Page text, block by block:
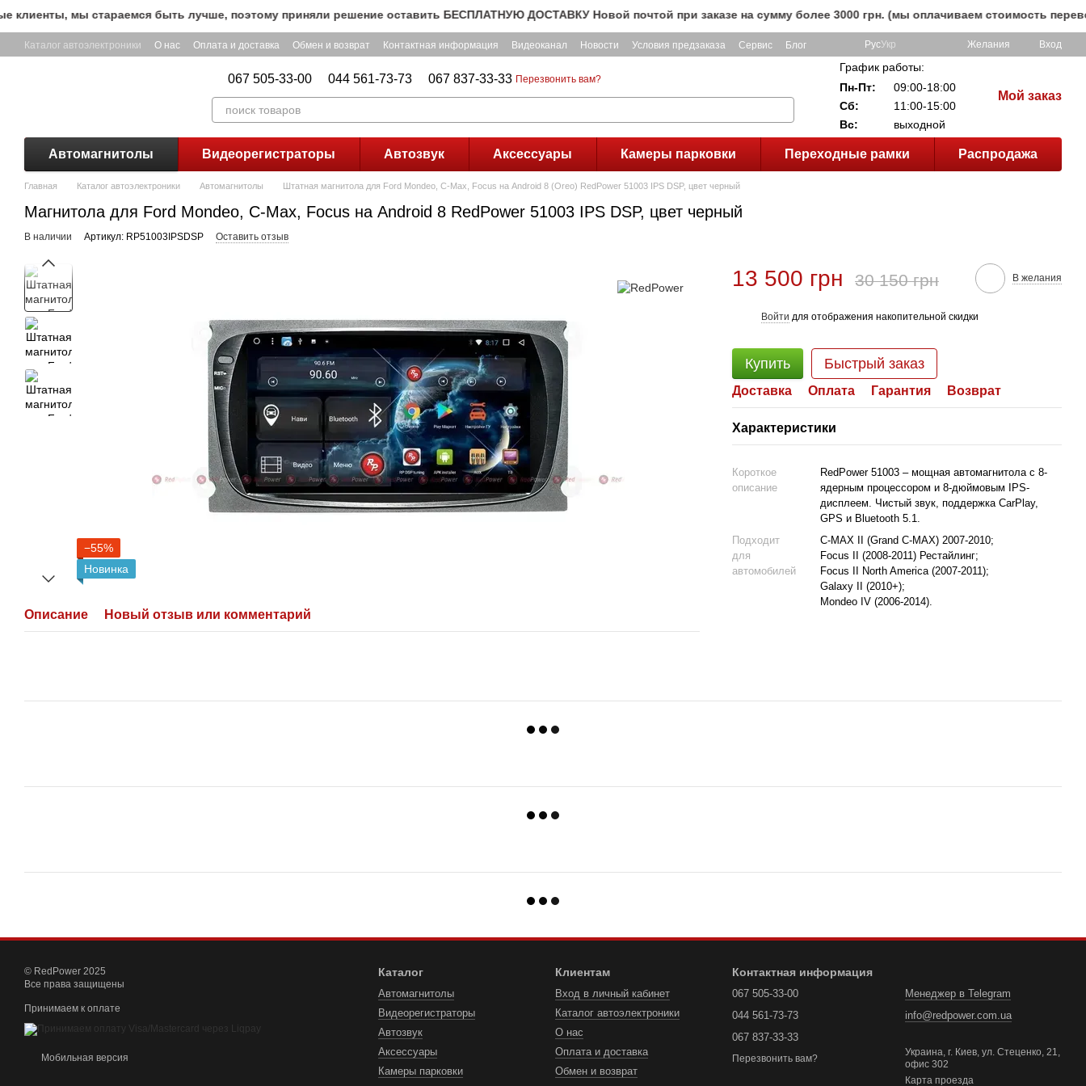
Перейти к основному контенту
мы стараемся быть лучше, поэтому приняли решение оставить БЕСПЛАТНУЮ ДОСТАВКУ Новой почтой при заказе на сумму более 3000 грн. (мы оплачиваем стоимость
Каталог автоэлектроники О нас Оплата и доставка Обмен и возврат Контактная информация Видеоканал Новости Условия предзаказа Сервис Блог РусУкр Желания Вход
067 505-33-00 044 561-73-73 067 837-33-33 Перезвонить вам?
График работы:
Пн-Пт:
09:00-18:00
Сб:
11:00-15:00
Вс:
выходной
Мой заказ
Автомагнитолы Видеорегистраторы Автозвук Аксессуары Камеры парковки Переходные рамки Распродажа
Главная Каталог автоэлектроники Автомагнитолы Штатная магнитола для Ford Mondeo, C-Max, Focus на Android 8 (Oreo) RedPower 51003 IPS DSP, цвет черный
Магнитола для Ford Mondeo, C-Max, Focus на Android 8 RedPower 51003 IPS DSP, цвет черный
В наличии Артикул: RP51003IPSDSP Оставить отзыв
−55%
Новинка
Описание Новый отзыв или комментарий
13 500 грн 30 150 грн В желания
Войти для отображения накопительной скидки
Купить Быстрый заказ
Доставка Оплата Гарантия Возврат
Характеристики
Короткое
описание
RedPower 51003 – мощная автомагнитола с 8-
ядерным процессором и 8-дюймовым IPS-
дисплеем. Чистый звук, поддержка CarPlay,
GPS и Bluetooth 5.1.
Подходит
для
автомобилей
C-MAX II (Grand C-MAX) 2007-2010;
Focus II (2008-2011) Рестайлинг;
Focus II North America (2007-2011);
Galaxy II (2010+);
Mondeo IV (2006-2014).
© RedPower 2025
Все права защищены
Принимаем к оплате
Мобильная версия
Каталог
Автомагнитолы
Видеорегистраторы
Автозвук
Аксессуары
Камеры парковки
Клиентам
Вход в личный кабинет
Каталог автоэлектроники
О нас
Оплата и доставка
Обмен и возврат
Контактная информация
067 505-33-00
044 561-73-73
067 837-33-33
Перезвонить вам?
Менеджер в Telegram
info@redpower.com.ua
Украина, г. Киев, ул. Стеценко, 21,
офис 302
Карта проезда